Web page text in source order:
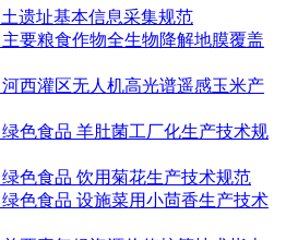
土遗址基本信息采集规范
主要粮食作物全生物降解地膜覆盖
河西灌区无人机高光谱遥感玉米产
绿色食品 羊肚菌工厂化生产技术规
绿色食品 饮用菊花生产技术规范
绿色食品 设施菜用小茴香生产技术